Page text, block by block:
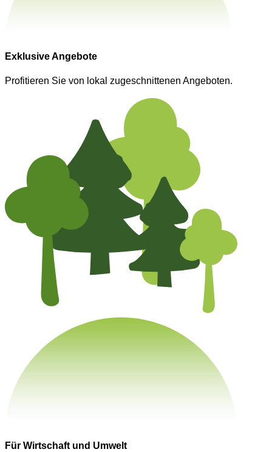
Exklusive Angebote
Profitieren Sie von lokal zugeschnittenen Angeboten.
Für Wirtschaft und Umwelt